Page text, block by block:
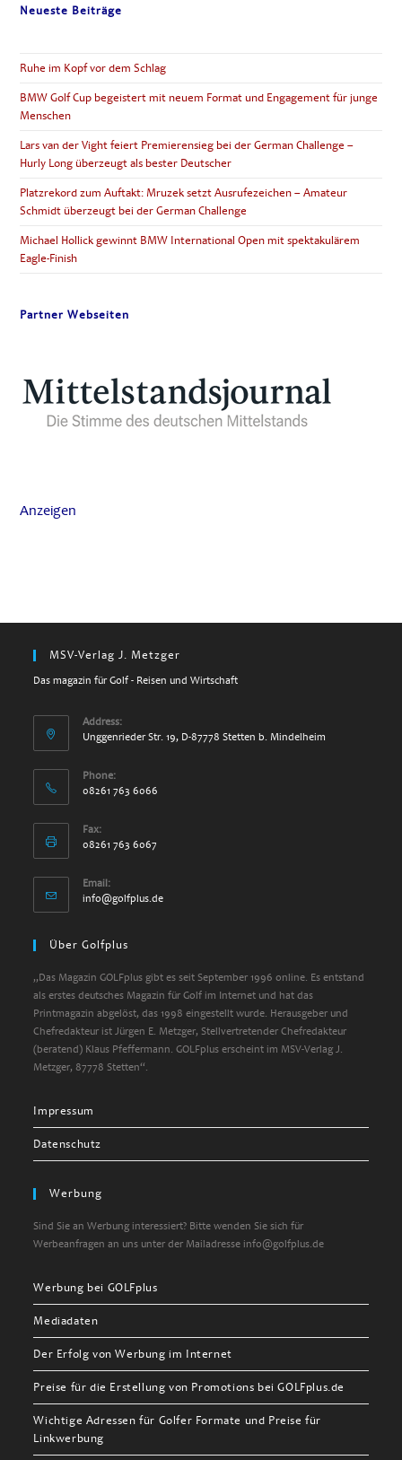
Neueste Beiträge
Ruhe im Kopf vor dem Schlag
BMW Golf Cup begeistert mit neuem Format und Engagement für junge
Menschen
Lars van der Vight feiert Premierensieg bei der German Challenge –
Hurly Long überzeugt als bester Deutscher
Platzrekord zum Auftakt: Mruzek setzt Ausrufezeichen – Amateur
Schmidt überzeugt bei der German Challenge
Michael Hollick gewinnt BMW International Open mit spektakulärem
Eagle-Finish
Partner Webseiten
Anzeigen
MSV-Verlag J. Metzger
Das magazin für Golf - Reisen und Wirtschaft
Address:
Unggenrieder Str. 19, D-87778 Stetten b. Mindelheim
Phone:
08261 763 6066
Fax:
08261 763 6067
Email:
info@golfplus.de
Über Golfplus
„Das Magazin GOLFplus gibt es seit September 1996 online. Es entstand
als erstes deutsches Magazin für Golf im Internet und hat das
Printmagazin abgelöst, das 1998 eingestellt wurde. Herausgeber und
Chefredakteur ist Jürgen E. Metzger, Stellvertretender Chefredakteur
(beratend) Klaus Pfeffermann. GOLFplus erscheint im MSV-Verlag J.
Metzger, 87778 Stetten“.
Impressum
Datenschutz
Werbung
Sind Sie an Werbung interessiert? Bitte wenden Sie sich für
Werbeanfragen an uns unter der Mailadresse info@golfplus.de
Werbung bei GOLFplus
Mediadaten
Der Erfolg von Werbung im Internet
Preise für die Erstellung von Promotions bei GOLFplus.de
Wichtige Adressen für Golfer Formate und Preise für
Linkwerbung